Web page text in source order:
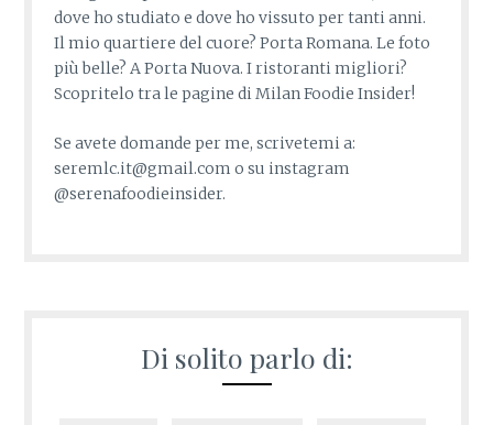
dove ho studiato e dove ho vissuto per tanti anni.
Il mio quartiere del cuore? Porta Romana. Le foto
più belle? A Porta Nuova. I ristoranti migliori?
Scopritelo tra le pagine di Milan Foodie Insider!
Se avete domande per me, scrivetemi a:
seremlc.it@gmail.com o su instagram
@serenafoodieinsider.
Di solito parlo di: